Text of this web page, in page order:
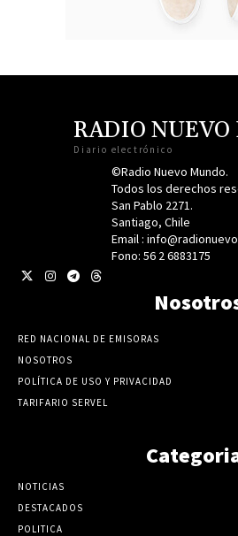
RADIO
Diario electrónico
©Radio Nuevo Mundo.
Todos los derechos
San Pablo 2271.
Santiago, Chile
Email :
Fono: 56 2 6883175
RED NACIONAL DE EMISORAS
NOSOTROS
POLÍTICA DE USO Y PRIVACIDAD
TARIFARIO SERVEL
NOTICIAS
DESTACADOS
POLITICA